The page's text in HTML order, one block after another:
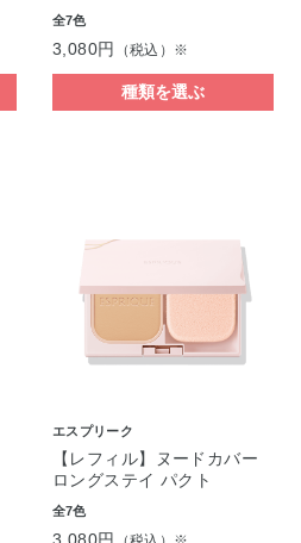
全7色
3,080円 （税込）※
種類を選ぶ
エスプリーク
【レフィル】ヌードカバー
ロングステイ パクト
全7色
3,080円